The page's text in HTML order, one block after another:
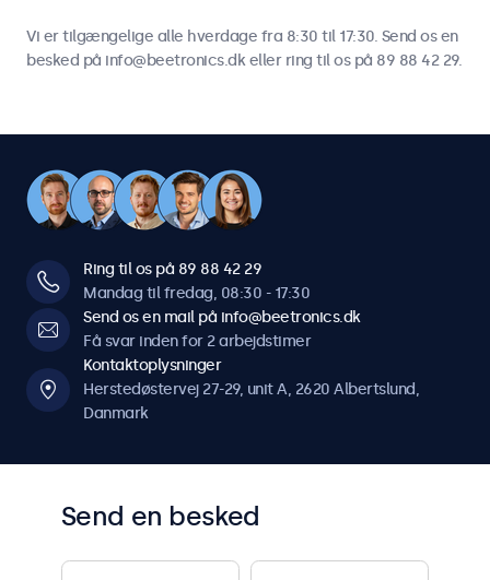
Vi er tilgængelige alle hverdage fra 8:30 til 17:30. Send os en
besked på info@beetronics.dk eller ring til os på 89 88 42 29.
Ring til os på 89 88 42 29
Mandag til fredag, 08:30 - 17:30
Send os en mail på info@beetronics.dk
Få svar inden for 2 arbejdstimer
Kontaktoplysninger
Herstedøstervej 27-29, unit A, 2620 Albertslund,
Danmark
Send en besked